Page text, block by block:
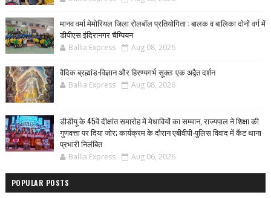
मानव वर्मा मेमोरियल जिला रोलबॉल प्रतियोगिता : बालक व बालिका दोनों वर्ग में
डीपीएस इंदिरानगर चैम्पियन
Ballia Express Aug 08, 2026
वैदिक ब्रह्मांड-विज्ञान और हिरण्यगर्भ सूक्त: एक अद्वैत दर्शन
Ballia Express Aug 08, 2026
डीडीयू के 45वें दीक्षांत समारोह में मेधावियों का सम्मान, राज्यपाल ने शिक्षा की
गुणवत्ता पर दिया जोर; कार्यक्रम के दौरान एबीवीपी-पुलिस विवाद में कैंट थाना
प्रभारी निलंबित
Ballia Express Aug 06, 2026
POPULAR POSTS